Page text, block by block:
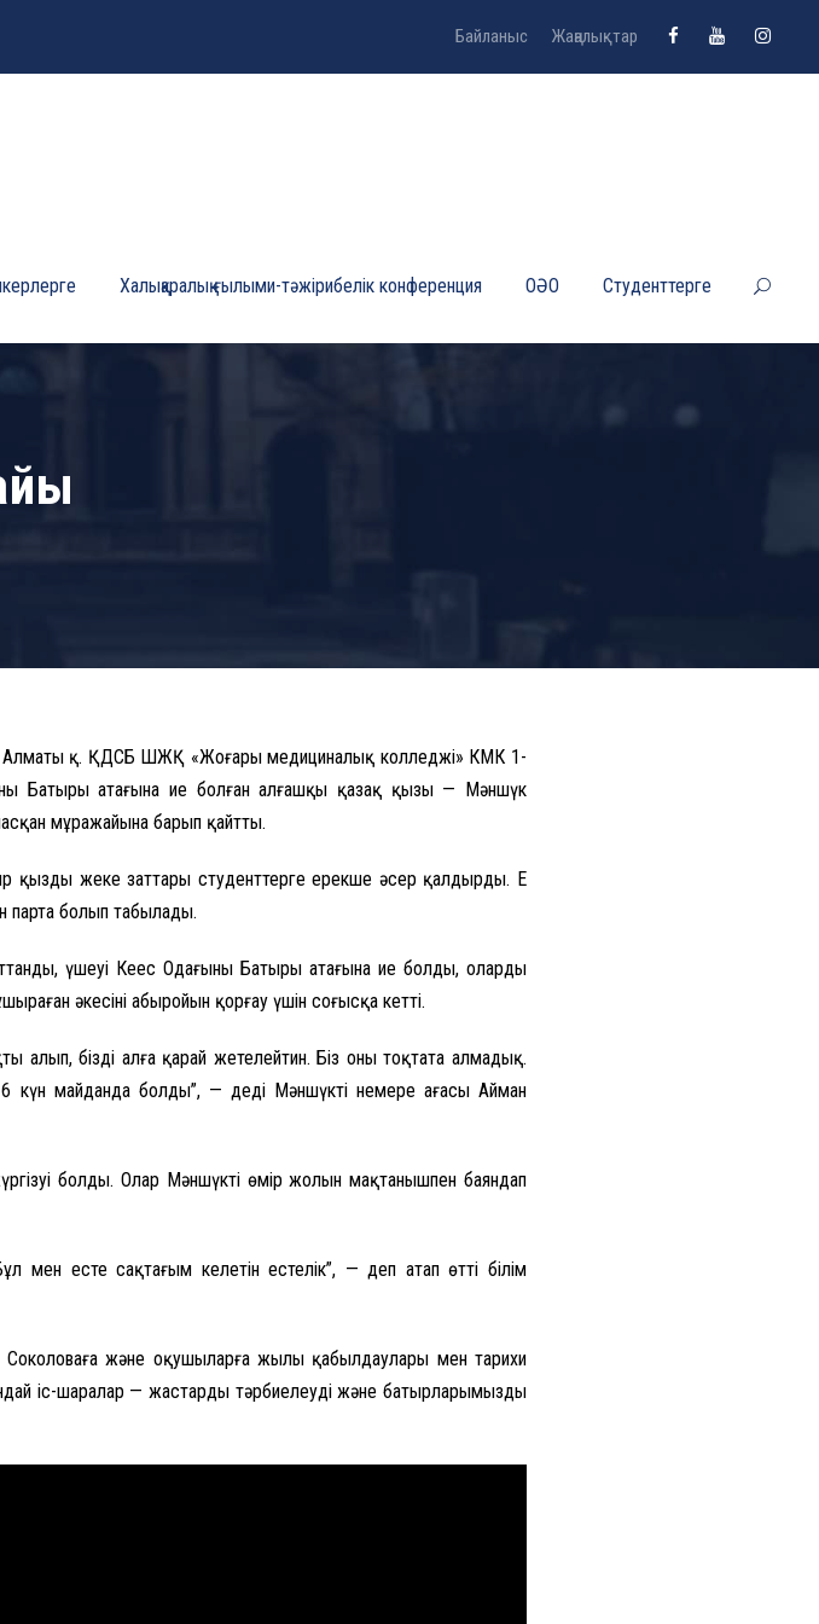
Байланыс Жаңалықтар
Халықаралық ғылыми-тәжірибелік конференция ОӘО Студенттерге
Алматы қ. ҚДСБ ШЖҚ «Жоғары медициналық колледжі» КМК 1-
Батыры атағына ие болған алғашқы қазақ қызы — Мәншүк
мұражайына барып қайтты.
қыздың жеке заттары студенттерге ерекше әсер қалдырды. Ең
парта болып табылады.
үшеуі Кеңес Одағының Батыры атағына ие болды, олардың
әкесінің абыройын қорғау үшін соғысқа кетті.
алып, бізді алға қарай жетелейтин. Біз оны тоқтата алмадық.
майданда болды”, — деді Мәншүктің немере ағасы Айман
болды. Олар Мәншүктің өмір жолын мақтанышпен баяндап
есте сақтағым келетін естелік”, — деп атап өтті білім
және оқушыларға жылы қабылдаулары мен тарихи
іс-шаралар — жастарды тәрбиелеудің және батырларымыздың